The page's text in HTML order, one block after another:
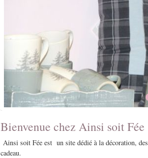
Bienvenue chez Ainsi soit Fée
Ainsi soit Fée est un site dédié à la décoration,
cadeau.